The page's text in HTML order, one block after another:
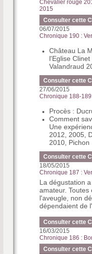
Chevalier rouge
2015
Consulter cette
06/07/2015
Chronique 190 :
Château La
l'Eglise
Valandraud
Consulter cette
27/06/2015
Chronique 188-
Procès :
Comment
Une
2012, 2005,
2010,
Consulter cette
18/05/2015
Chronique 187 :
La dégustation
amateur.
l'aveugle, non
dépendaient de
Consulter cette
16/03/2015
Chronique 186 :
Consulter cette